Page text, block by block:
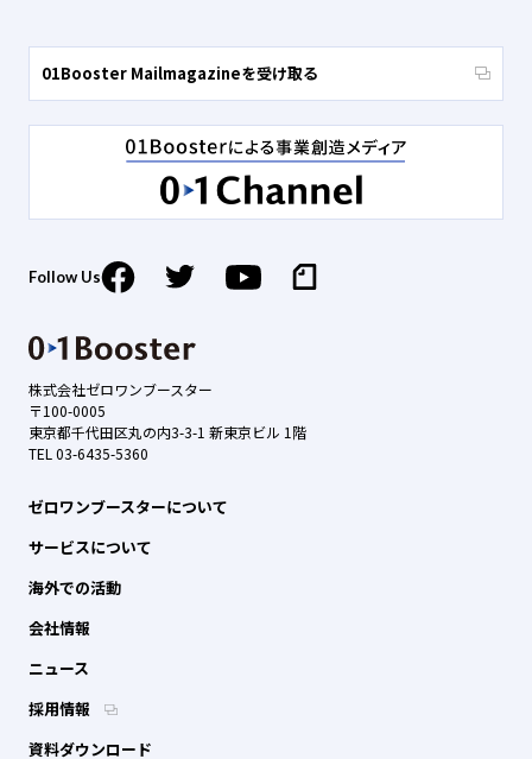
株式会社ゼロワンブースター
〒100-0005
東京都千代田区丸の内3-3-1 新東京ビル 1階
TEL 03-6435-5360
ゼロワンブースターについて
サービスについて
海外での活動
会社情報
ニュース
採用情報
資料ダウンロード
01Booster Mailmagazineを受け取る
Follow Us